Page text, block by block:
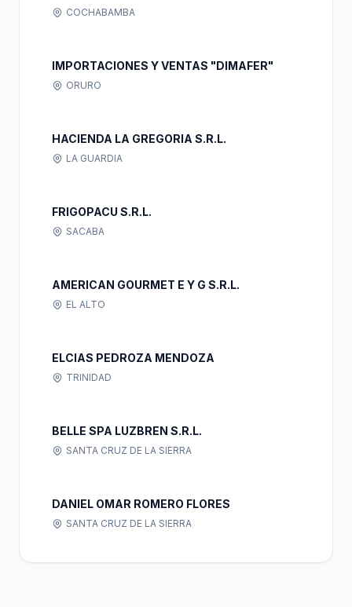
COCHABAMBA
IMPORTACIONES Y VENTAS "DIMAFER"
ORURO
HACIENDA LA GREGORIA S.R.L.
LA GUARDIA
FRIGOPACU S.R.L.
SACABA
AMERICAN GOURMET E Y G S.R.L.
EL ALTO
ELCIAS PEDROZA MENDOZA
TRINIDAD
BELLE SPA LUZBREN S.R.L.
SANTA CRUZ DE LA SIERRA
DANIEL OMAR ROMERO FLORES
SANTA CRUZ DE LA SIERRA